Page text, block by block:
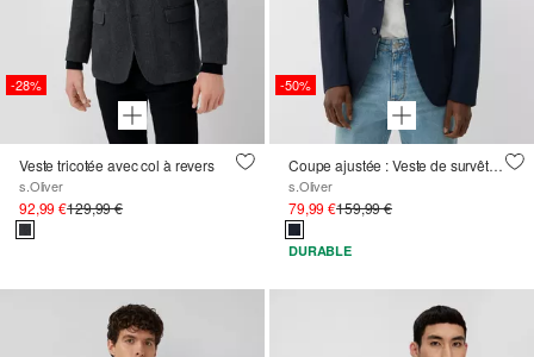
-28%
Veste tricotée avec col à revers
s.Oliver
92,99 €129,99 €
-50%
Coupe ajustée : Veste de survêtement en jersey extensible
s.Oliver
79,99 €159,99 €
DURABLE